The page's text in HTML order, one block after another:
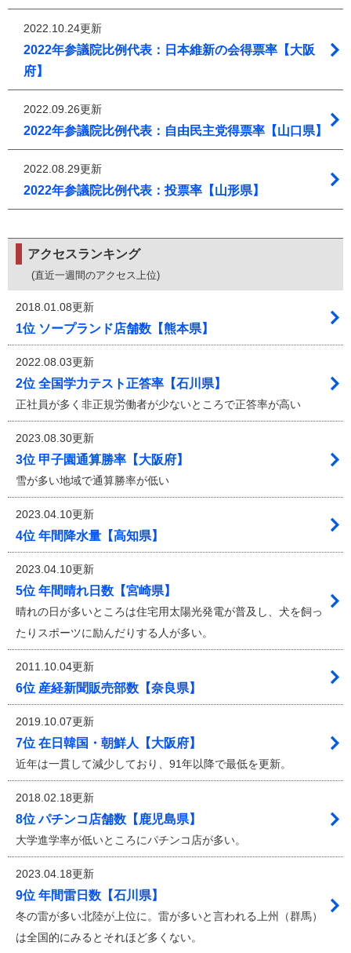
2022.10.24更新
2022年参議院比例代表：日本維新の会得票率【大阪
府】
2022.09.26更新
2022年参議院比例代表：自由民主党得票率【山口県】
2022.08.29更新
2022年参議院比例代表：投票率【山形県】
アクセスランキング
(直近一週間のアクセス上位)
2018.01.08更新
1位 ソープランド店舗数【熊本県】
2022.08.03更新
2位 全国学力テスト正答率【石川県】
正社員が多く非正規労働者が少ないところで正答率が高い
2023.08.30更新
3位 甲子園通算勝率【大阪府】
雪が多い地域で通算勝率が低い
2023.04.10更新
4位 年間降水量【高知県】
2023.04.10更新
5位 年間晴れ日数【宮崎県】
晴れの日が多いところは住宅用太陽光発電が普及し、犬を飼っ
たりスポーツに励んだりする人が多い。
2011.10.04更新
6位 産経新聞販売部数【奈良県】
2019.10.07更新
7位 在日韓国・朝鮮人【大阪府】
近年は一貫して減少しており、91年以降で最低を更新。
2018.02.18更新
8位 パチンコ店舗数【鹿児島県】
大学進学率が低いところにパチンコ店が多い。
2023.04.18更新
9位 年間雷日数【石川県】
冬の雷が多い北陸が上位に。雷が多いと言われる上州（群馬）
は全国的にみるとそれほど多くない。